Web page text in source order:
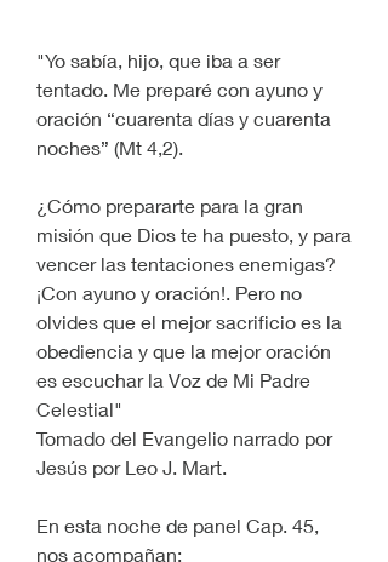
"Yo sabía, hijo, que iba a ser
tentado. Me preparé con ayuno y
oración “cuarenta días y cuarenta
noches” (Mt 4,2).
¿Cómo prepararte para la gran
misión que Dios te ha puesto, y para
vencer las tentaciones enemigas?
¡Con ayuno y oración!. Pero no
olvides que el mejor sacrificio es la
obediencia y que la mejor oración
es escuchar la Voz de Mi Padre
Celestial"
Tomado del Evangelio narrado por
Jesús por Leo J. Mart.
En esta noche de panel Cap. 45,
nos acompañan: